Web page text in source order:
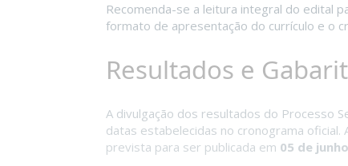
Recomenda-se a leitura integral do edital
formato de apresentação do currículo e o
Resultados e
A divulgação dos resultados do Processo
datas estabelecidas no cronograma oficial.
prevista para ser publicada em 05 de